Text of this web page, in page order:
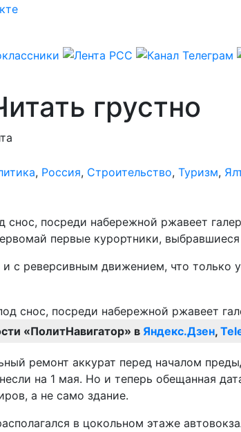
грустно
, Россия, Строительство, Туризм,
посреди набережной ржавеет
первые курортники,
с реверсивным движением, что только
«ПолитНавигатор» в Яндекс.Дзен,
ремонт аккурат перед началом
на 1 мая. Но и теперь обещанная
а не само здание.
в цокольном этаже